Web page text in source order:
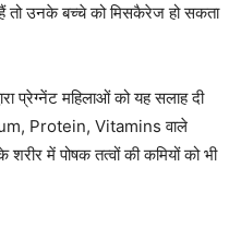
तो उनके बच्चे को मिसकैरेज हो सकता
प्रेग्नेंट महिलाओं को यह सलाह दी
Protein, Vitamins वाले
शरीर में पोषक तत्वों की कमियों को भी